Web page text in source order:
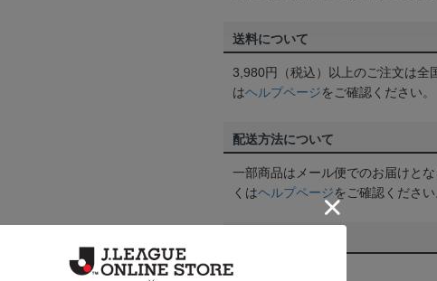
送料について
3,980円（税込）以上のご注文は全
はヘルプページをご確認ください。
配送方法について
一部商品はメール便でのお届けと
くはヘルプページをご確認ください
【カラーについて】